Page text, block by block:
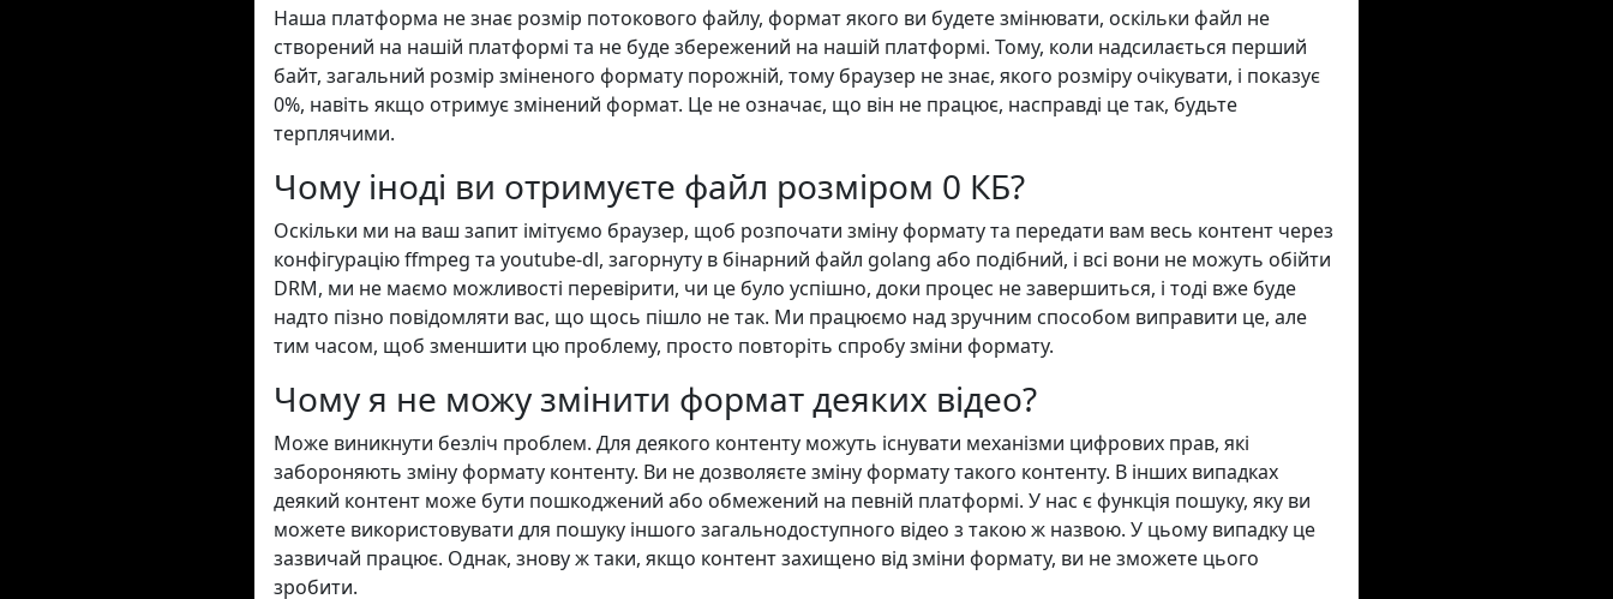
Наша платформа не знає розмір потокового файлу, формат якого ви будете змінювати, оскільки файл не
створений на нашій платформі та не буде збережений на нашій платформі. Тому, коли надсилається перший
байт, загальний розмір зміненого формату порожній, тому браузер не знає, якого розміру очікувати, і показує
0%, навіть якщо отримує змінений формат. Це не означає, що він не працює, насправді це так, будьте
терплячими.
Чому іноді ви отримуєте файл розміром 0 КБ?
Оскільки ми на ваш запит імітуємо браузер, щоб розпочати зміну формату та передати вам весь контент через
конфігурацію ffmpeg та youtube-dl, загорнуту в бінарний файл golang або подібний, і всі вони не можуть обійти
DRM, ми не маємо можливості перевірити, чи це було успішно, доки процес не завершиться, і тоді вже буде
надто пізно повідомляти вас, що щось пішло не так. Ми працюємо над зручним способом виправити це, але
тим часом, щоб зменшити цю проблему, просто повторіть спробу зміни формату.
Чому я не можу змінити формат деяких відео?
Може виникнути безліч проблем. Для деякого контенту можуть існувати механізми цифрових прав, які
забороняють зміну формату контенту. Ви не дозволяєте зміну формату такого контенту. В інших випадках
деякий контент може бути пошкоджений або обмежений на певній платформі. У нас є функція пошуку, яку ви
можете використовувати для пошуку іншого загальнодоступного відео з такою ж назвою. У цьому випадку це
зазвичай працює. Однак, знову ж таки, якщо контент захищено від зміни формату, ви не зможете цього
зробити.